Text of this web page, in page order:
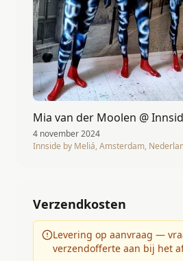
Mia van der Moolen @
4 november 2024
Innside by Meliá, Amsterdam,
Verzendkosten
Levering op aanvraag —
verzendofferte aan bij het